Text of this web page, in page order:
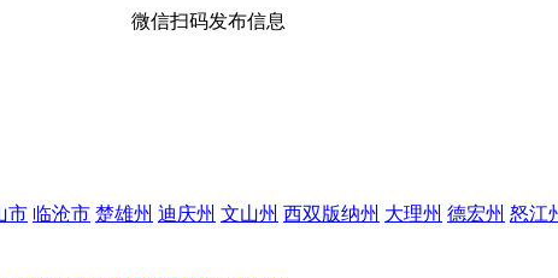
微信扫码发布信息
市 临沧市 楚雄州 迪庆州 文山州 西双版纳州 大理州 德宏州 怒江